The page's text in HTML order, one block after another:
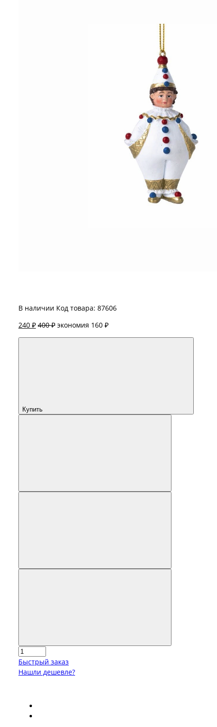
В наличии Код товара: 87606
240 ₽ 400 ₽ экономия 160 ₽
Купить
Быстрый заказ
Нашли дешевле?